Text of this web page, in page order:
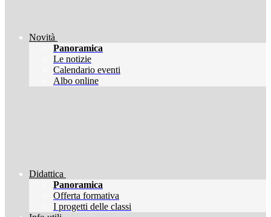
Novità
Panoramica
Le notizie
Calendario eventi
Albo online
Didattica
Panoramica
Offerta formativa
I progetti delle classi